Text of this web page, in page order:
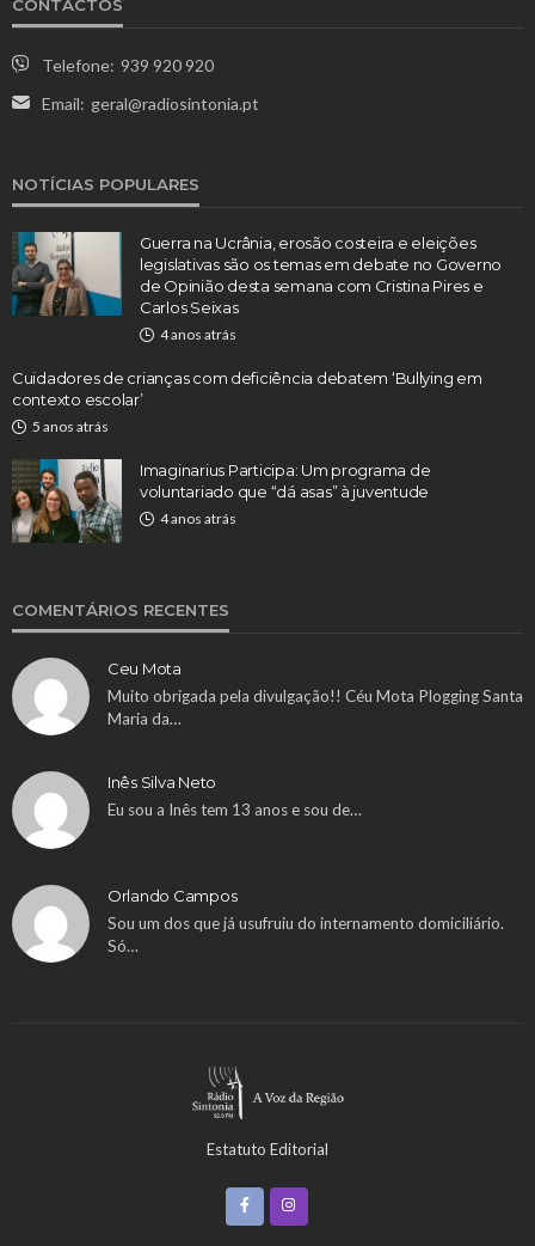
CONTACTOS
Telefone: 939 920 920
Email: geral@radiosintonia.pt
NOTÍCIAS POPULARES
Guerra na Ucrânia, erosão costeira e eleições
legislativas são os temas em debate no Governo
de Opinião desta semana com Cristina Pires e
Carlos Seixas
4 anos atrás
Cuidadores de crianças com deficiência debatem ‘Bullying em
contexto escolar’
5 anos atrás
Imaginarius Participa: Um programa de
voluntariado que “dá asas” à juventude
4 anos atrás
COMENTÁRIOS RECENTES
Ceu Mota
Muito obrigada pela divulgação!! Céu Mota Plogging Santa
Maria da…
Inês Silva Neto
Eu sou a Inês tem 13 anos e sou de…
Orlando Campos
Sou um dos que já usufruiu do internamento domiciliário.
Só…
Estatuto Editorial